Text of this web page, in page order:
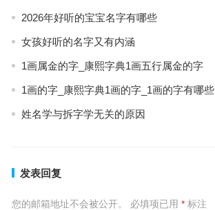
2026年好听的宝宝名字有哪些
女孩好听的名字又有内涵
1画属金的字_康熙字典1画五行属金的字
1画的字_康熙字典1画的字_1画的字有哪些
姓名学与拆字学无关的原因
发表回复
您的邮箱地址不会被公开。 必填项已用 *标注